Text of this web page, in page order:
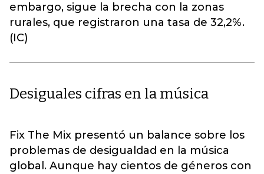
embargo, sigue la brecha con la zonas
rurales, que registraron una tasa de 32,2%.
(IC)
Desiguales cifras en la música
Fix The Mix presentó un balance sobre los
problemas de desigualdad en la música
global. Aunque hay cientos de géneros con